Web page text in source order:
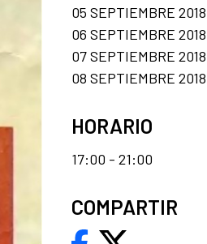
05 SEPTIEMBRE 2018
06 SEPTIEMBRE 2018
07 SEPTIEMBRE 2018
08 SEPTIEMBRE 2018
HORARIO
17:00 - 21:00
COMPARTIR